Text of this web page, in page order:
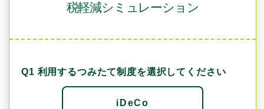
税軽減シミュレーション
Q1 利用するつみたて制度を選択してください
iDeCo